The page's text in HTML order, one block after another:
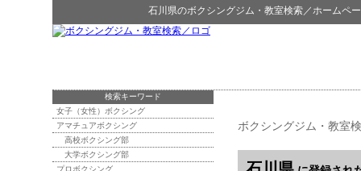
石川県のボクシングジム・教室検索／ホームペ
ボクシングジム・教室
検索キーワード
女子（女性）ボクシング
アマチュアボクシング
高校ボクシング部
大学ボクシング部
プロボクシング